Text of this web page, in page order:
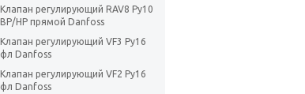
Клапан регулирующий RAV8 Ру10
ВР/НР прямой Danfoss
Клапан регулирующий VF3 Ру16
фл Danfoss
Клапан регулирующий VF2 Ру16
фл Danfoss